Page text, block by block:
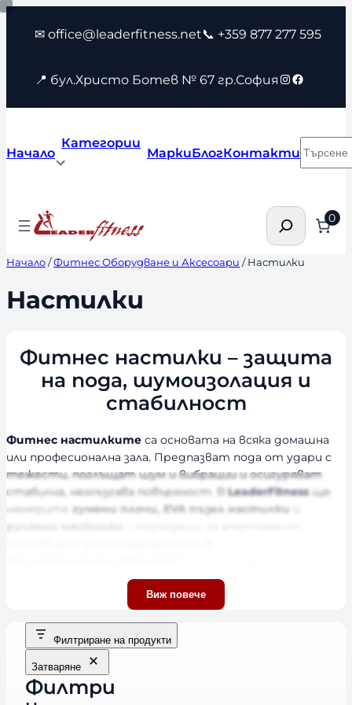
Към
съдържанието
✉ office@leaderfitness.net📞 +359 877 277 595
📍 бул.Христо Ботев № 67 гр.София Instagram
Facebook
Начало
Категории
МаркиБлогКонтакти
Търсене 0
Начало/Фитнес Оборудване и Аксесоари / Настилки
Настилки
Фитнес настилки – защита
на пода, шумоизолация и
стабилност
Фитнес настилките са основата на всяка домашна
или професионална зала. Предпазват пода от удари с
тежести, поглъщат шум и вибрации и осигуряват
стабилна, нехлъзгава повърхност. ВLeaderFitnessще
намерите гумени плочи, EVA пъзел настилки
рулонни настилки
EVA пъзел настилките
достъпни – за йога, пилатес и кардио;
са трайни и задължителни при работа с тежести;
рулонните настилки
фуги; аподложките за уреди
бягащи пътеки и велоергометри. По-долу ще
намерите сравнителна таблица на видовете,
ползите, как да изберете дебелината и отговори на
Виж повече
Филтриране на продукти
Затваряне
Филтри